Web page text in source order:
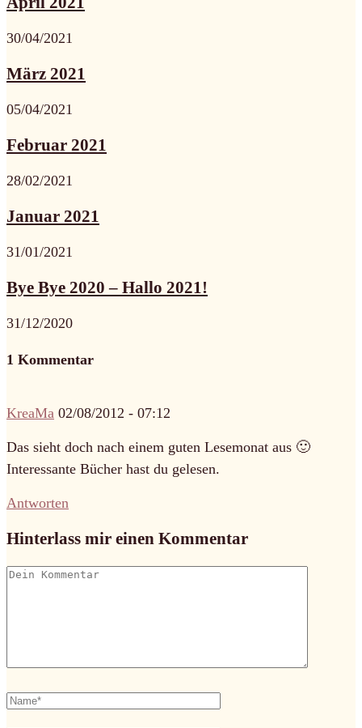
30/04/2021
März 2021
05/04/2021
Februar 2021
28/02/2021
Januar 2021
31/01/2021
Bye Bye 2020 – Hallo 2021!
31/12/2020
1 Kommentar
KreaMa 02/08/2012 - 07:12
Das sieht doch nach einem guten Lesemonat aus 🙂
Interessante Bücher hast du gelesen.
Antworten
Hinterlass mir einen Kommentar